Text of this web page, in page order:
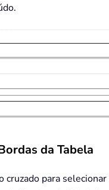
da Tabela
cruzado para